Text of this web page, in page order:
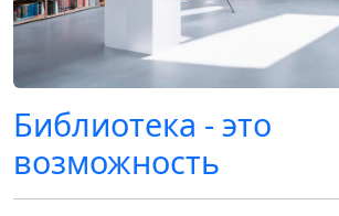
Библиотека - это
возможность